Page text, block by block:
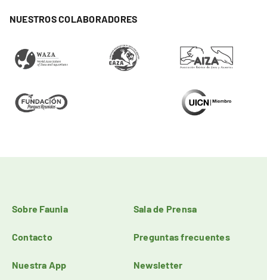
NUESTROS COLABORADORES
Sobre Faunia Sala de Prensa
Contacto Preguntas frecuentes
Nuestra App Newsletter